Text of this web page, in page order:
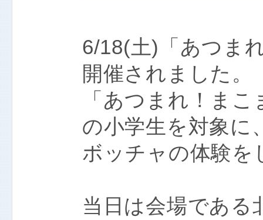
6/18(土)「あつま
開催されました。
「あつまれ！ま
の小学生を対象に
ボッチャの体験を
当日は会場である